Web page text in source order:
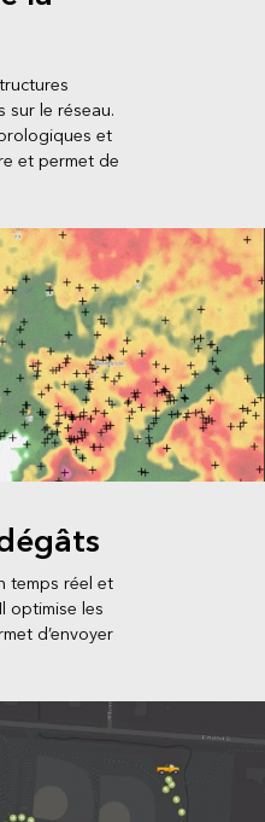
sur le réseau.
et
et permet de
temps réel et
optimise les
d’envoyer